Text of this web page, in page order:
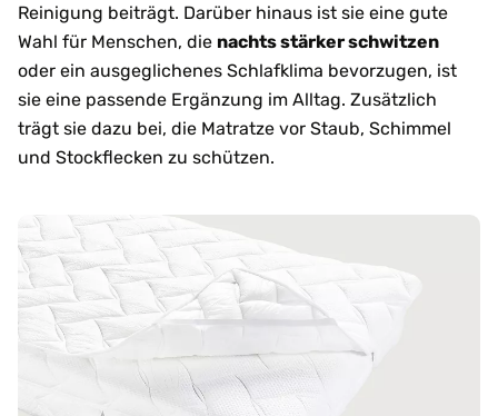
Reinigung beiträgt. Darüber hinaus ist sie eine gute
Wahl für Menschen, die nachts stärker schwitzen
oder ein ausgeglichenes Schlafklima bevorzugen, ist
sie eine passende Ergänzung im Alltag. Zusätzlich
trägt sie dazu bei, die Matratze vor Staub, Schimmel
und Stockflecken zu schützen.